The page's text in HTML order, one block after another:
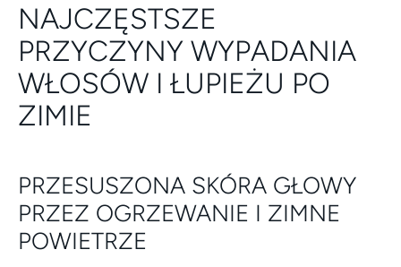
NAJCZĘSTSZE
PRZYCZYNY WYPADANIA
WŁOSÓW I ŁUPIEŻU PO
ZIMIE
PRZESUSZONA SKÓRA GŁOWY
PRZEZ OGRZEWANIE I ZIMNE
POWIETRZE